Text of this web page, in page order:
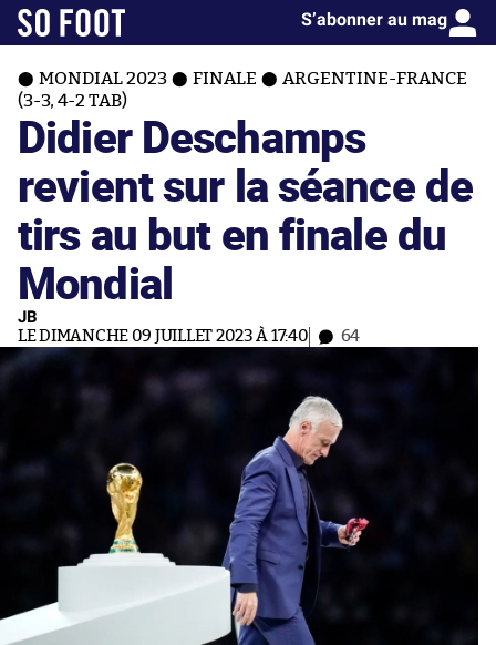
S’abonner au mag
MONDIAL 2023 FINALE
ARGENTINE-FRANCE
(3-3, 4-2 TAB)
Didier Deschamps
revient sur la séance de
tirs au but en finale du
Mondial
JB
LE DIMANCHE 09 JUILLET 2023 À 17:40 64